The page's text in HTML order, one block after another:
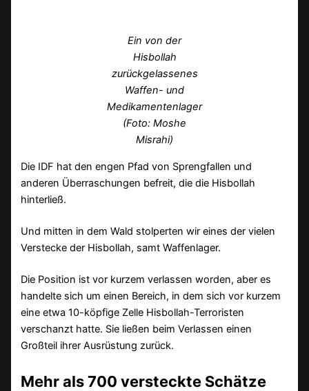
Ein von der
Hisbollah
zurückgelassenes
Waffen- und
Medikamentenlager
(Foto: Moshe
Misrahi)
Die IDF hat den engen Pfad von Sprengfallen und
anderen Überraschungen befreit, die die Hisbollah
hinterließ.
Und mitten in dem Wald stolperten wir eines der vielen
Verstecke der Hisbollah, samt Waffenlager.
Die Position ist vor kurzem verlassen worden, aber es
handelte sich um einen Bereich, in dem sich vor kurzem
eine etwa 10-köpfige Zelle Hisbollah-Terroristen
verschanzt hatte. Sie ließen beim Verlassen einen
Großteil ihrer Ausrüstung zurück.
Mehr als 700 versteckte Schätze